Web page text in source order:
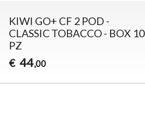
KIWI GO+ CF 2 POD -
CLASSIC TOBACCO - BOX 10
PZ
€ 44,00